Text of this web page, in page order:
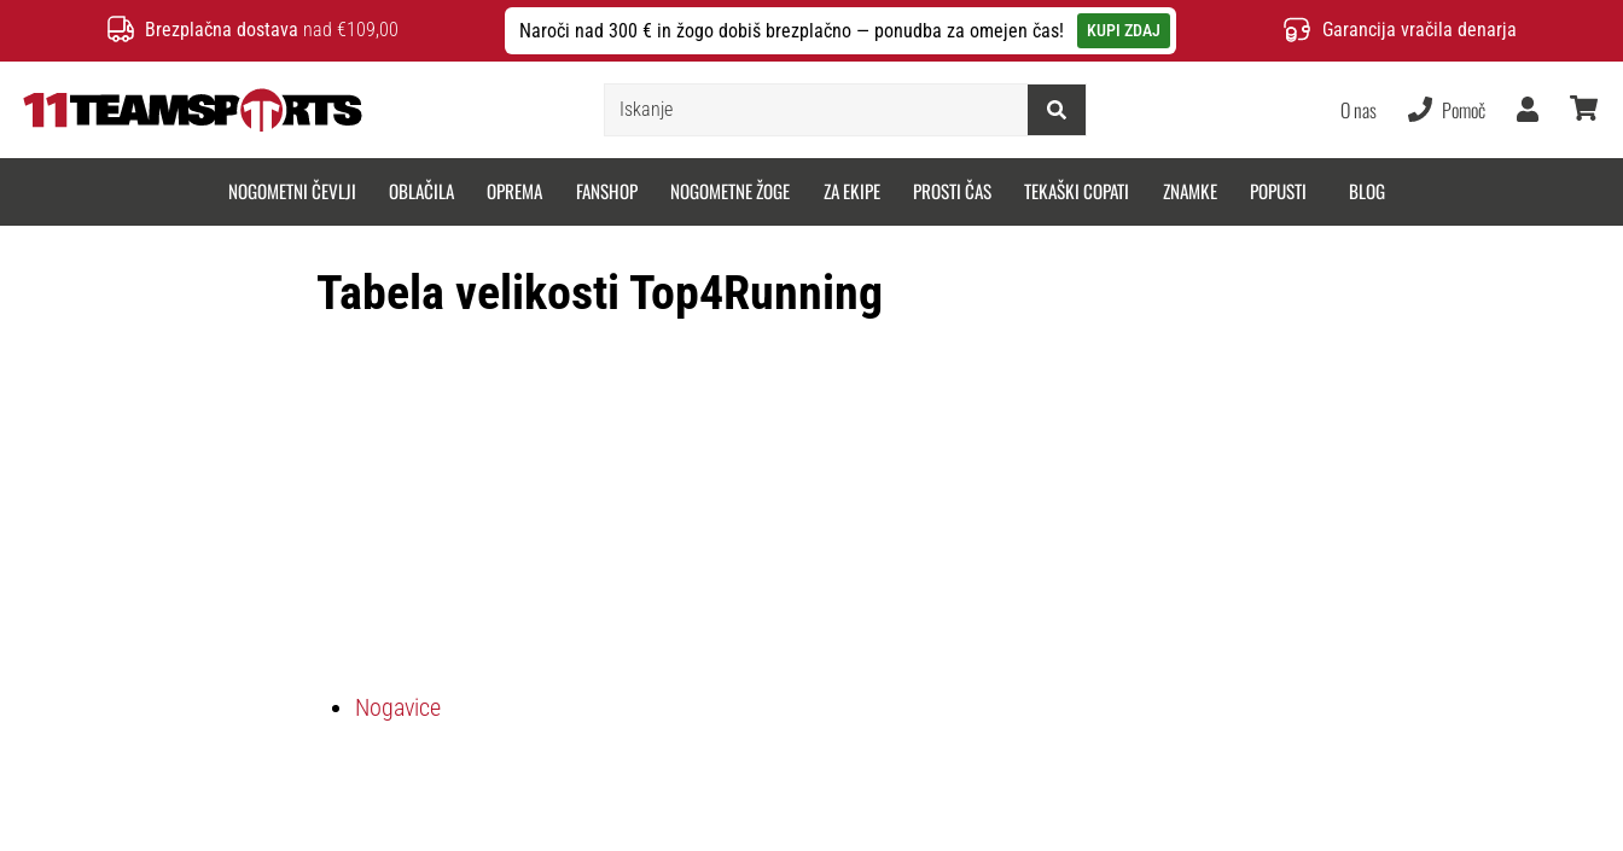
Brezplačna dostava nad €109,00 Naroči nad 300 € in žogo dobiš brezplačno — ponudba za omejen čas! KUPI ZDAJ Garancija vračila denarja
Iskanje
O nas Pomoč
Uporabnik
NOGOMETNI ČEVLJI OBLAČILA OPREMA FANSHOP NOGOMETNE ŽOGE ZA EKIPE PROSTI ČAS TEKAŠKI COPATI ZNAMKE POPUSTI BLOG
Tabela velikosti Top4Running
Nogavice